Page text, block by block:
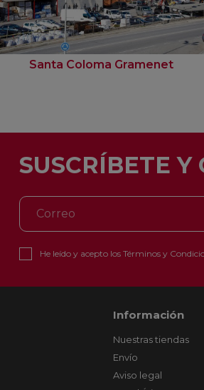
Santa Coloma Gramenet
SUSCRÍBETE Y
He leído y acepto los Términos y
Información
Nuestras tiendas
Envío
Aviso legal